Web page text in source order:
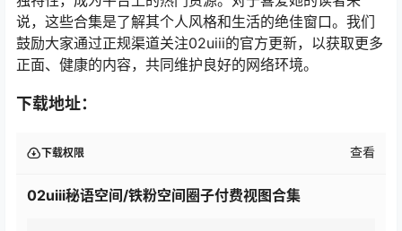
说，这些合集是了解其个人风格和生活的绝佳窗口。我们
鼓励大家通过正规渠道关注02uiii的官方更新，以获取更多
正面、健康的内容，共同维护良好的网络环境。
下载地址：
下载权限 查看
02uiii秘语空间/铁粉空间圈子付费视图合集